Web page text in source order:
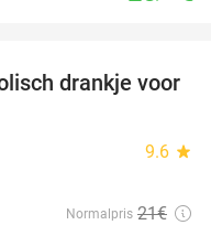
52%
drankje voor
9.6 star
Normalpris 21€